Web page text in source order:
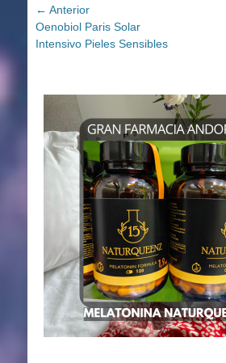
Navegación
de
entradas
← Anterior
Entrada
anterior:
Oenobiol Paris Solar
Intensivo Pieles Sensibles